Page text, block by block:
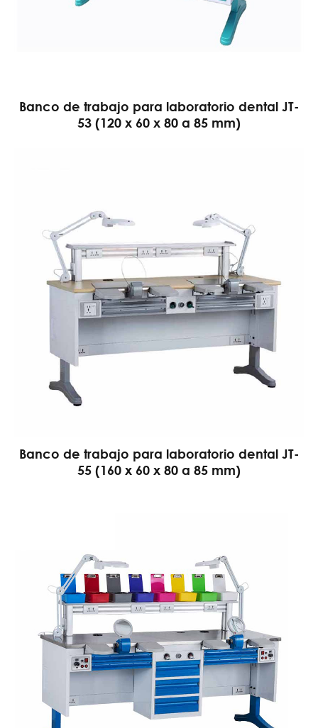
Banco de trabajo para laboratorio dental JT-
53 (120 x 60 x 80 a 85 mm)
Banco de trabajo para laboratorio dental JT-
55 (160 x 60 x 80 a 85 mm)